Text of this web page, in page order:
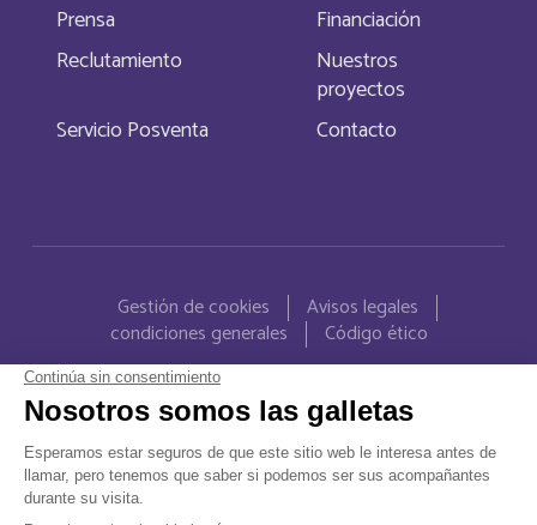
Prensa
Financiación
Reclutamiento
Nuestros
proyectos
Servicio Posventa
Contacto
Menu Pied de page
Gestión de cookies
Avisos legales
condiciones generales
Código ético
Chypre Français
Cocos (Keeling) Islands
Congo
Cook Islands Inglés
Costa Rica
Costa Rica Inglés